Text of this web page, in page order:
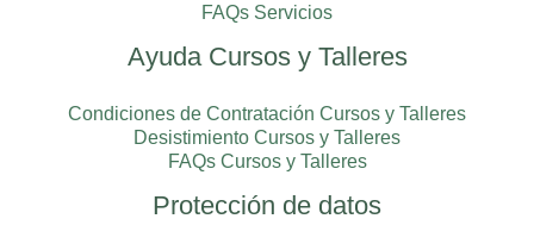
FAQs Servicios
Ayuda Cursos y Talleres
Condiciones de Contratación Cursos y Talleres
Desistimiento Cursos y Talleres
FAQs Cursos y Talleres
Protección de datos